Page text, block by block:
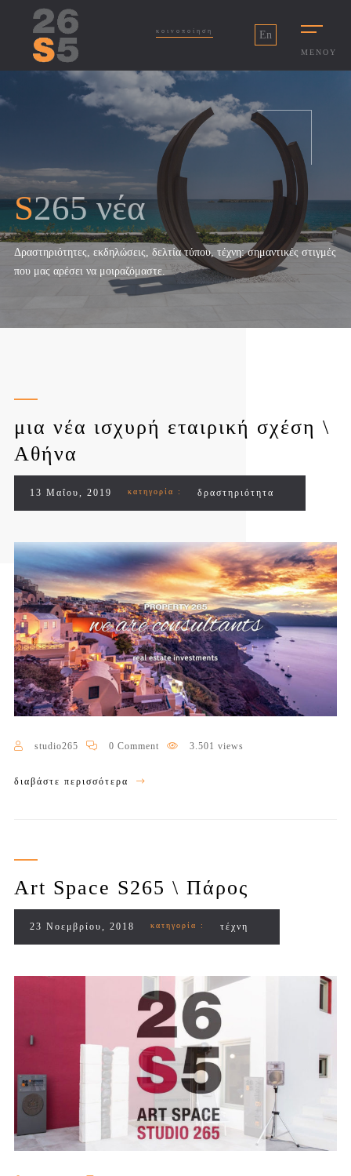
ΜΕΝΟΥ
En
κοινοποίηση
S265 νέα
Δραστηριότητες, εκδηλώσεις, δελτία τύπου, τέχνη: σημαντικές στιγμές
που μας αρέσει να μοιραζόμαστε.
μια νέα ισχυρή εταιρική σχέση \
Αθήνα
13 Μαΐου, 2019 κατηγορία : δραστηριότητα
studio265 0 Comment 3.501 views
διαβάστε περισσότερα
Art Space S265 \ Πάρος
23 Νοεμβρίου, 2018 κατηγορία : τέχνη